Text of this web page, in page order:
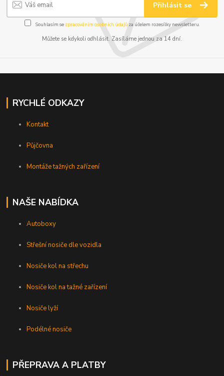
Přihlásit se
Souhlasím se zpracováním osobních údajůza účelem rozesílky newsletteru.
Můžete se kdykoli odhlásit. Zasíláme jednou za 14 dní.
RYCHLÉ ODKAZY
Kontakt
Půjčovna
Montáže tažných zařízení
NAŠE NABÍDKA
Autoboxy
Střešní nosiče dle vozidla
Nosiče kol na střechu
Nosiče kol na tažné zařízení
Nosiče lyží
Podélné nosiče
PŘEPRAVA A PLATBY